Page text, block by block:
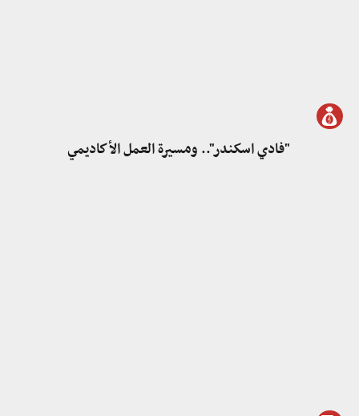
"فادي اسكندر".. ومسيرة العمل الأكاديمي